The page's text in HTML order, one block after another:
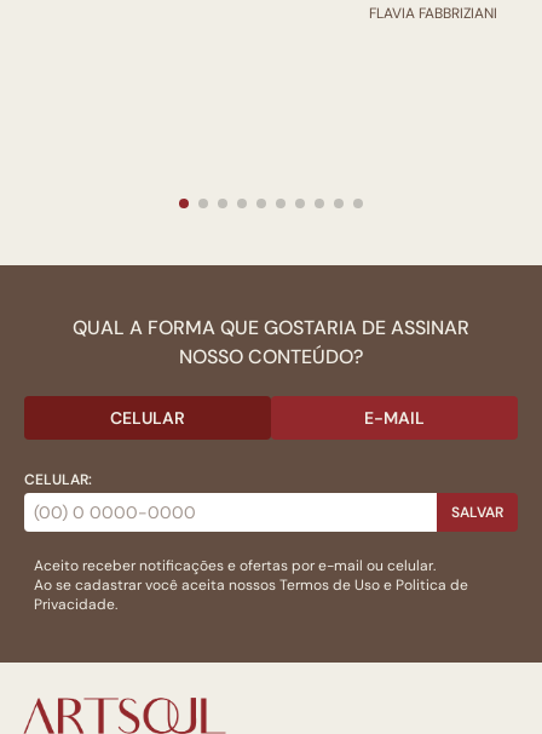
FLAVIA FABBRIZIANI
QUAL A FORMA QUE GOSTARIA DE ASSINAR
NOSSO CONTEÚDO?
CELULAR E-MAIL
CELULAR:
SALVAR
Aceito receber notificações e ofertas por e-mail ou celular.
Ao se cadastrar você aceita nossosTermos de Usoe Politica de
Privacidade.